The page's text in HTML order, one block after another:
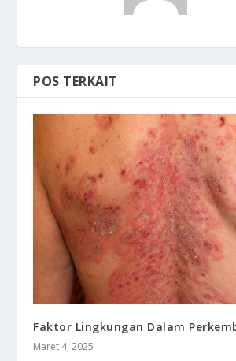
POS TERKAIT
Faktor Lingkungan Dalam
Maret 4, 2025